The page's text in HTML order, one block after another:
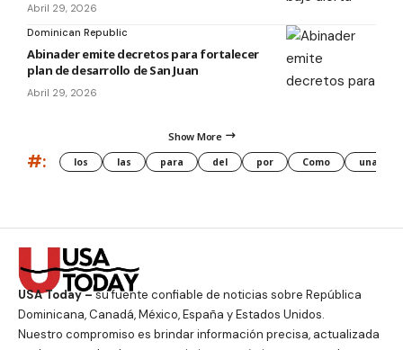
Abril 29, 2026
Dominican Republic
Abinader emite decretos para fortalecer
plan de desarrollo de San Juan
Abril 29, 2026
Show More
#: los las para del por Como una
USA Today –su fuente confiable de noticias sobre República
Dominicana, Canadá, México, España y Estados Unidos.
Nuestro compromiso es brindar información precisa, actualizada